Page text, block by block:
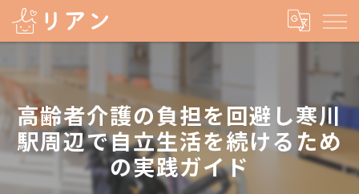
高齢者介護の負担を回避し寒川
駅周辺で自立生活を続けるため
の実践ガイド